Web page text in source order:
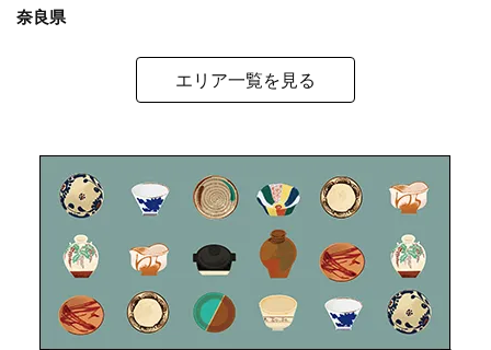
奈良県
エリア一覧を見る